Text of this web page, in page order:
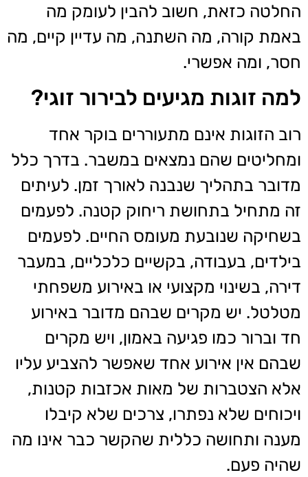
החלטה כזאת, חשוב להבין לעומק מה
באמת קורה, מה השתנה, מה עדיין קיים, מה
חסר, ומה אפשרי.
למה זוגות מגיעים לבירור זוגי?
רוב הזוגות אינם מתעוררים בוקר אחד
ומחליטים שהם נמצאים במשבר. בדרך כלל
מדובר בתהליך שנבנה לאורך זמן. לעיתים
זה מתחיל בתחושת ריחוק קטנה. לפעמים
בשחיקה שנובעת מעומס החיים. לפעמים
בילדים, בעבודה, בקשיים כלכליים, במעבר
דירה, בשינוי מקצועי או באירוע משפחתי
מטלטל. יש מקרים שבהם מדובר באירוע
חד וברור כמו פגיעה באמון, ויש מקרים
שבהם אין אירוע אחד שאפשר להצביע עליו
אלא הצטברות של מאות אכזבות קטנות,
ויכוחים שלא נפתרו, צרכים שלא קיבלו
מענה ותחושה כללית שהקשר כבר אינו מה
שהיה פעם.